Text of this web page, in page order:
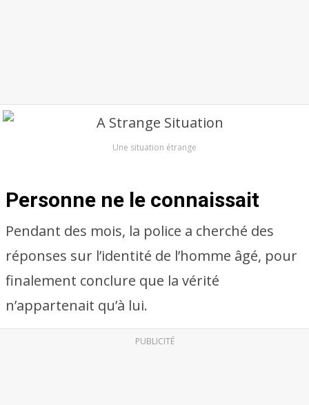
Une situation étrange
Personne ne le connaissait
Pendant des mois, la police a cherché des
réponses sur l’identité de l’homme âgé, pour
finalement conclure que la vérité
n’appartenait qu’à lui.
PUBLICITÉ